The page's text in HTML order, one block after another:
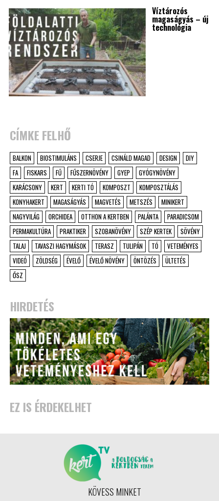
Víztározós
magaságyás – új
technológia
CÍMKE FELHŐ
BALKON BIOSTIMULÁNS CSERJE CSINÁLD MAGAD DESIGN
DIY
FA
FISKARS FŰ FŰSZERNÖVÉNY GYEP
GYÓGYNÖVÉNY
KARÁCSONY
KERT KERTI TÓ KOMPOSZT
KOMPOSZTÁLÁS
KONYHAKERT
MAGASÁGYÁS MAGVETÉS METSZÉS
MINIKERT
NAGYVILÁG
ORCHIDEA OTTHON A KERTBEN PALÁNTA
PARADICSOM
PERMAKULTÚRA
PRAKTIKER SZOBANÖVÉNY SZÉP KERTEK
SÖVÉNY
TALAJ
TAVASZI HAGYMÁSOK TERASZ TULIPÁN TÓ
VETEMÉNYES
VIDEÓ
ZÖLDSÉG ÉVELŐ ÉVELŐ NÖVÉNY ÖNTÖZÉS
ÜLTETÉS
ŐSZ
HIRDETÉS
EZ IS ÉRDEKELHET
KÖVESS MINKET